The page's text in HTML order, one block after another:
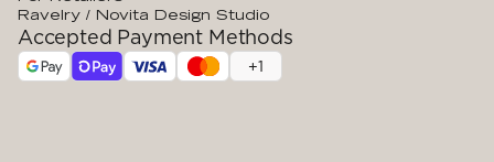
Ravelry / Novita Design Studio
Accepted Payment Methods
+1